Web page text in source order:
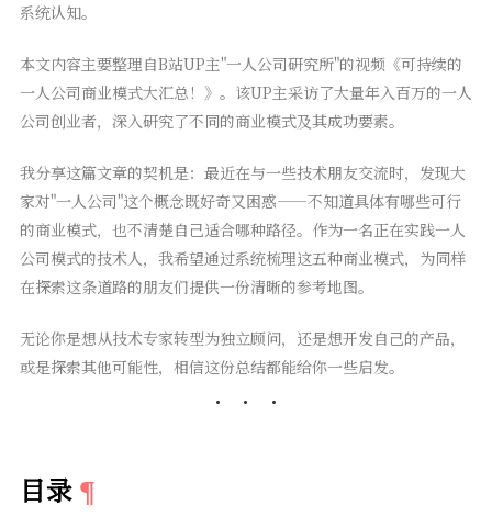
系统认知。
本文内容主要整理自B站UP主"一人公司研究所"的视频《可持续的
一人公司商业模式大汇总！》。该UP主采访了大量年入百万的一人
公司创业者，深入研究了不同的商业模式及其成功要素。
我分享这篇文章的契机是：最近在与一些技术朋友交流时，发现大
家对"一人公司"这个概念既好奇又困惑——不知道具体有哪些可行
的商业模式，也不清楚自己适合哪种路径。作为一名正在实践一人
公司模式的技术人，我希望通过系统梳理这五种商业模式，为同样
在探索这条道路的朋友们提供一份清晰的参考地图。
无论你是想从技术专家转型为独立顾问，还是想开发自己的产品，
或是探索其他可能性，相信这份总结都能给你一些启发。
目录